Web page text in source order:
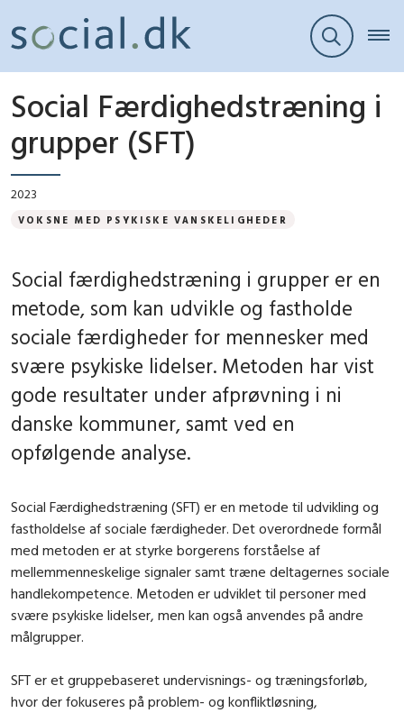
Social Færdighedstræning i
grupper (SFT)
2023
VOKSNE MED PSYKISKE VANSKELIGHEDER
Social færdighedstræning i grupper er en
metode, som kan udvikle og fastholde
sociale færdigheder for mennesker med
svære psykiske lidelser. Metoden har vist
gode resultater under afprøvning i ni
danske kommuner, samt ved en
opfølgende analyse.
Social Færdighedstræning (SFT) er en metode til udvikling og
fastholdelse af sociale færdigheder. Det overordnede formål
med metoden er at styrke borgerens forståelse af
mellemmenneskelige signaler samt træne deltagernes sociale
handlekompetence. Metoden er udviklet til personer med
svære psykiske lidelser, men kan også anvendes på andre
målgrupper.
SFT er et gruppebaseret undervisnings- og træningsforløb,
hvor der fokuseres på problem- og konfliktløsning,